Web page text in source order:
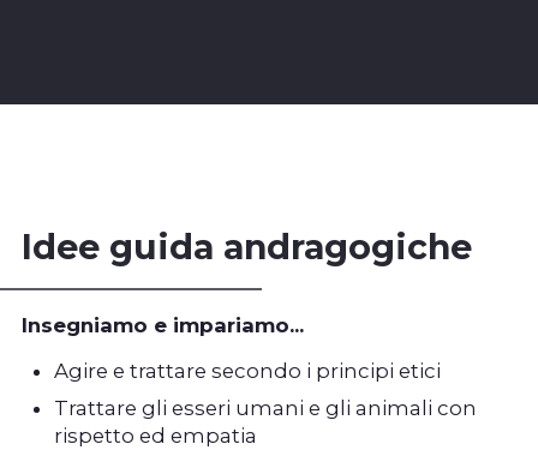
Idee guida andragogiche
Insegniamo e impariamo...
Agire e trattare secondo i principi etici
Trattare gli esseri umani e gli animali con
rispetto ed empatia